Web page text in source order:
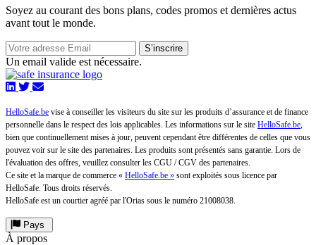
Soyez au courant des bons plans, codes promos et dernières actus
avant tout le monde.
S’inscrire
Un email valide est nécessaire.
HelloSafe.be vise à conseiller les visiteurs du site sur les produits d’assurance et de finance
personnelle dans le respect des lois applicables. Les informations sur le site HelloSafe.be,
bien que continuellement mises à jour, peuvent cependant être différentes de celles que vous
pouvez voir sur le site des partenaires. Les produits sont présentés sans garantie. Lors de
l'évaluation des offres, veuillez consulter les CGU / CGV des partenaires.
Ce site et la marque de commerce « HelloSafe.be » sont exploités sous licence par
HelloSafe. Tous droits réservés.
HelloSafe est un courtier agréé par l'Orias sous le numéro 21008038.
Pays
À propos